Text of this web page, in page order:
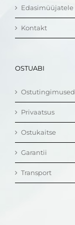
Edasimüüjatele
Kontakt
OSTUABI
Ostutingimused
Privaatsus
Ostukaitse
Garantii
Transport